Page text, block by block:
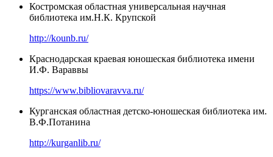
Костромская областная универсальная научная
библиотека им.Н.К. Крупской
http://kounb.ru/
Краснодарская краевая юношеская библиотека имени
И.Ф. Вараввы
https://www.bibliovaravva.ru/
Курганская областная детско-юношеская библиотека им.
В.Ф.Потанина
http://kurganlib.ru/